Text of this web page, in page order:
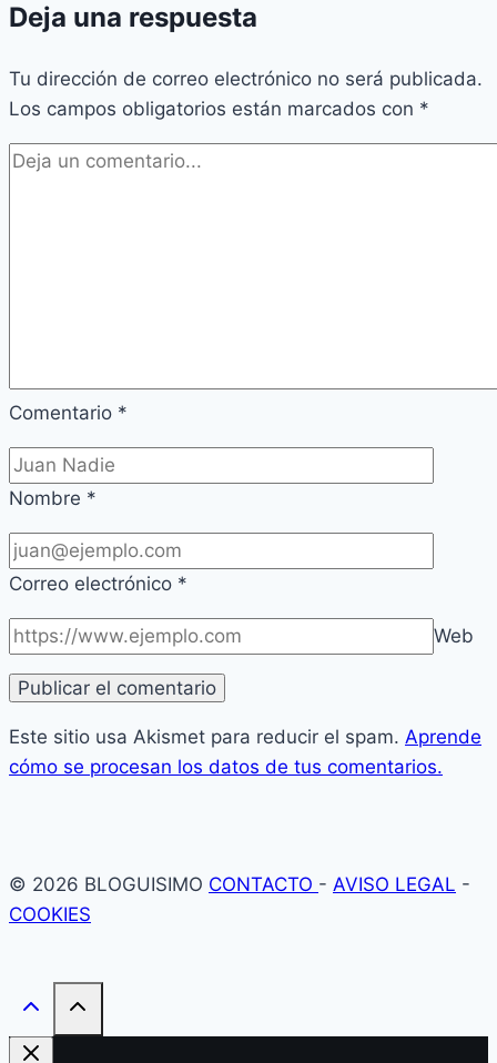
Deja una respuesta
Tu dirección de correo electrónico no será publicada.
Los campos obligatorios están marcados con *
Comentario *
Nombre *
Correo electrónico *
Web
Este sitio usa Akismet para reducir el spam. Aprende
cómo se procesan los datos de tus comentarios.
© 2026 BLOGUISIMO CONTACTO - AVISO LEGAL -
COOKIES